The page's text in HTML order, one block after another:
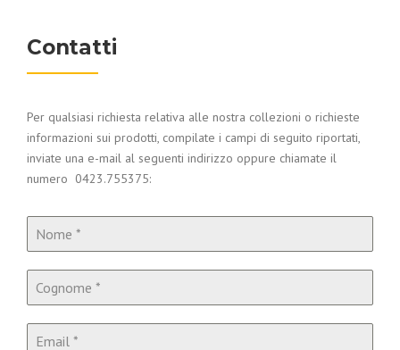
Contatti
Per qualsiasi richiesta relativa alle nostra collezioni o richieste
informazioni sui prodotti, compilate i campi di seguito riportati,
inviate una e-mail al seguenti indirizzo oppure chiamate il
numero 0423.755375: